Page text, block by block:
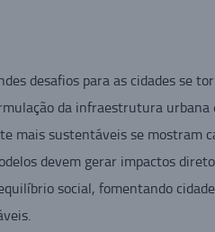
desafios para as cidades se
da infraestrutura urbana
mais sustentáveis se mostram
devem gerar impactos
social, fomentando